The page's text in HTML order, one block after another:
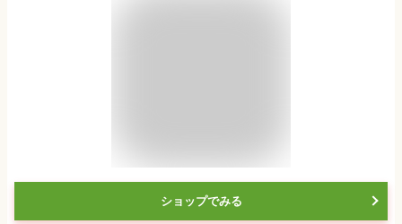
ショップでみる